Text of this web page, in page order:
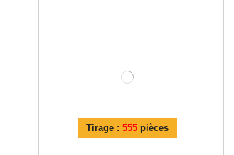
Tirage :555 pièces